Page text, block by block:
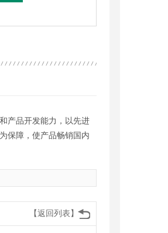
塑料托盘
产品开发能力，以先进
保障，使产品畅销国内
【返回列表】